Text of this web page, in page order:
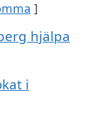
hjälpa
i